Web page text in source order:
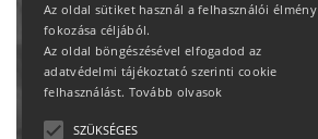
Adatvédelem
Az oldal sütiket használ a felhasználói élmény
fokozása céljából.
Az oldal böngészésével elfogadod az
adatvédelmi tájékoztató szerinti cookie
felhasználást. Tovább olvasok
SZÜKSÉGES